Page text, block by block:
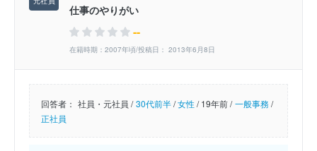
仕事のやりがい
--
在籍時期：2007年頃/投稿日： 2013年6月8日
回答者： 社員・元社員 / 30代前半/女性/19年前 / 一般事務/
正社員